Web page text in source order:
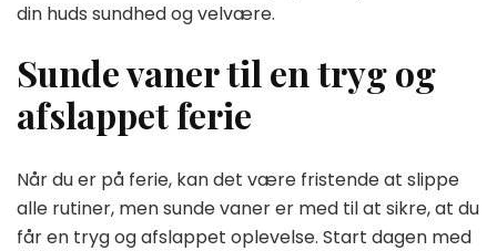
din huds sundhed og velvære.
Sunde vaner til en tryg og
afslappet ferie
Når du er på ferie, kan det være fristende at slippe
alle rutiner, men sunde vaner er med til at sikre, at du
får en tryg og afslappet oplevelse. Start dagen med